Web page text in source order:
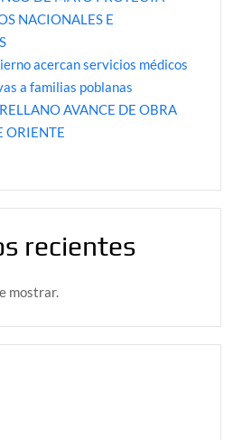
NACIONALES E
acercan servicios médicos
a familias poblanas
AVANCE DE OBRA
ORIENTE
recientes
mostrar.